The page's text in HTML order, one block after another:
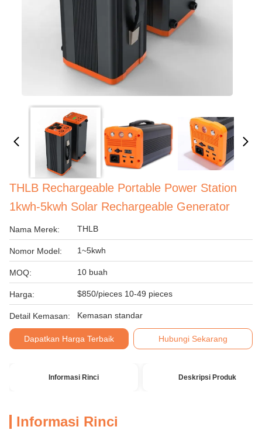
THLB Rechargeable Portable Power Station
1kwh-5kwh Solar Rechargeable Generator
Nama Merek: THLB
Nomor Model: 1~5kwh
MOQ: 10 buah
Harga: $850/pieces 10-49 pieces
Detail Kemasan: Kemasan standar
Dapatkan Harga Terbaik Hubungi Sekarang
Informasi Rinci Deskripsi Produk
Informasi Rinci